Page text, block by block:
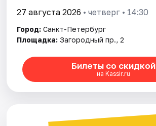
27 августа 2026 • четверг • 14:30
Город: Санкт-Петербург
Площадка: Загородный пр., 2
Билеты со скидкой
на Kassir.ru